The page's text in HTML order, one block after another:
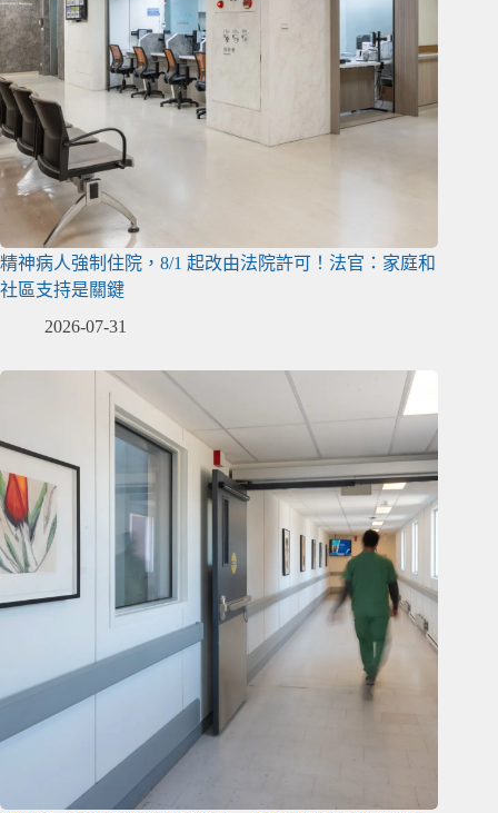
精神病人強制住院，8/1 起改由法院許可！法官：家庭和
社區支持是關鍵
2026-07-31